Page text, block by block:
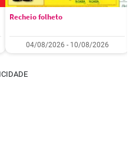
Recheio folheto
04/08/2026 - 10/08/2026